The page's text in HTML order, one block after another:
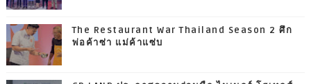
The Restaurant War Thailand Season 2 ศึก
พ่อค้าซ่า แม่ค้าแซ่บ